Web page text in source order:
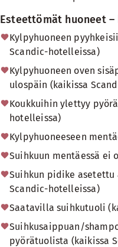
Esteettömät huoneet –
Kylpyhuoneen
Scandic-hotelleissa)
Kylpyhuoneen oven
ulospäin (kaikissa
Koukkuihin ylettyy
hotelleissa)
Kylpyhuoneeseen
Suihkuun mentäessä ei
Suihkun pidike
Scandic-hotelleissa)
Saatavilla suihkutuoli
Suihkusaippuan/
pyörätuolista (kaikissa